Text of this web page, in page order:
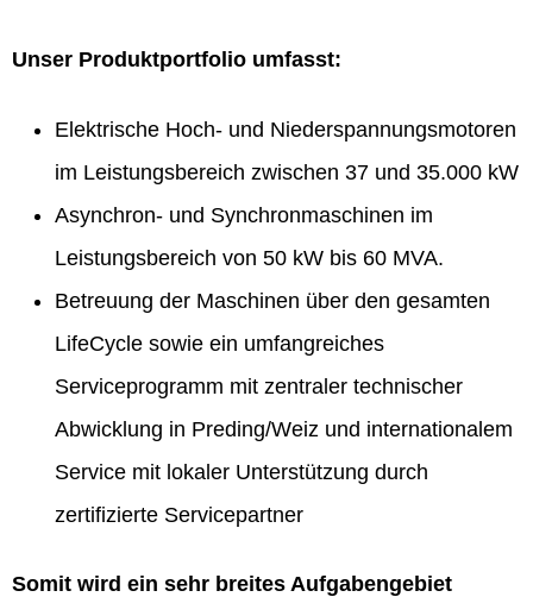
Unser Produktportfolio umfasst:
Elektrische Hoch- und Niederspannungsmotoren
im Leistungsbereich zwischen 37 und 35.000 kW
Asynchron- und Synchronmaschinen im
Leistungsbereich von 50 kW bis 60 MVA.
Betreuung der Maschinen über den gesamten
LifeCycle sowie ein umfangreiches
Serviceprogramm mit zentraler technischer
Abwicklung in Preding/Weiz und internationalem
Service mit lokaler Unterstützung durch
zertifizierte Servicepartner
Somit wird ein sehr breites Aufgabengebiet